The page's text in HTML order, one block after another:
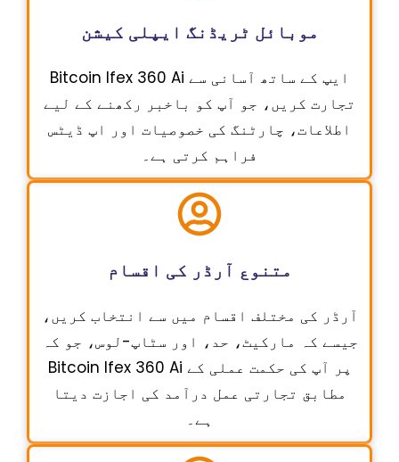
موبائل ٹریڈنگ ایپلی کیشن
Bitcoin Ifex 360 Ai ایپ کے ساتھ آسانی سے
تجارت کریں، جو آپ کو باخبر رکھنے کے لیے
اطلاعات، چارٹنگ کی خصوصیات اور اپ ڈیٹس
فراہم کرتی ہے۔
متنوع آرڈر کی اقسام
آرڈر کی مختلف اقسام میں سے انتخاب کریں،
جیسے کہ مارکیٹ، حد، اور سٹاپ-لوس، جو کہ
Bitcoin Ifex 360 Ai پر آپ کی حکمت عملی کے
مطابق تجارتی عمل درآمد کی اجازت دیتا
ہے۔